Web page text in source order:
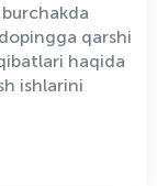
qarshi
haqida
ishlarini